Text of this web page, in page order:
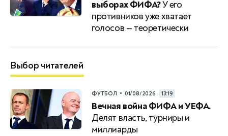
выборах ФИФА?У его
противников уже хватает
голосов — теоретически
Выбор читателей
ФУТБОЛ • 01/08/2026 13:19
Вечная война ФИФА и УЕФА.
Делят власть, турниры и
миллиарды